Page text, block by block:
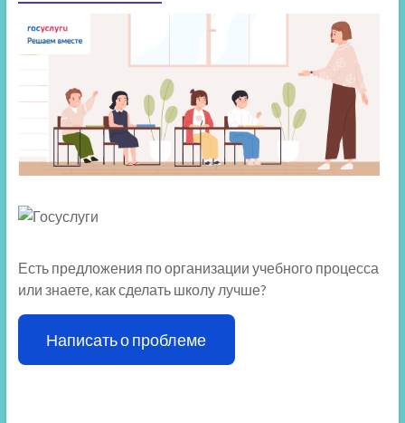
Есть предложения по организации учебного процесса
или знаете, как сделать школу лучше?
Написать о проблеме